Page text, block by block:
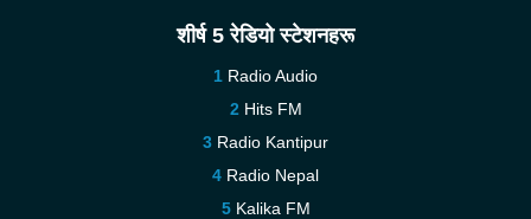
शीर्ष 5 रेडियो स्टेशनहरू
Radio Audio
Hits FM
Radio Kantipur
Radio Nepal
Kalika FM